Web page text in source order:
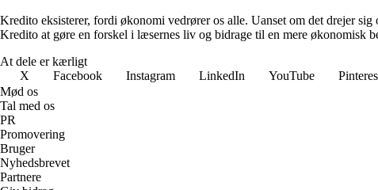
Kredito eksisterer, fordi økonomi vedrører os alle. Uanset om det drejer
Kredito at gøre en forskel i læsernes liv og bidrage til en mere økonomisk
At dele er kærligt
X
Facebook Instagram LinkedIn YouTube
Mød os
Tal med os
PR
Promovering
Bruger
Nyhedsbrevet
Partnere